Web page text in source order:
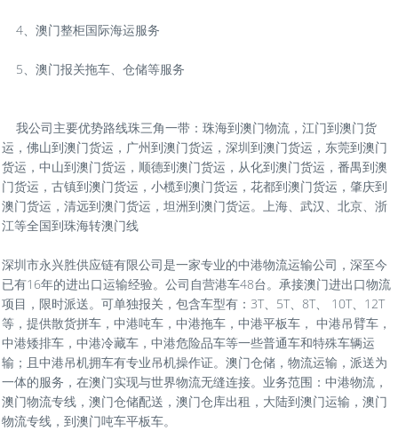
4、澳门整柜国际海运服务
5、澳门报关拖车、仓储等服务
我公司主要优势路线珠三角一带：珠海到澳门物流，江门到澳门货
运，佛山到澳门货运，广州到澳门货运，深圳到澳门货运，东莞到澳门
货运，中山到澳门货运，顺德到澳门货运，从化到澳门货运，番禺到澳
门货运，古镇到澳门货运，小榄到澳门货运，花都到澳门货运，肇庆到
澳门货运，清远到澳门货运，坦洲到澳门货运。上海、武汉、北京、浙
江等全国到珠海转澳门线
深圳市永兴胜供应链有限公司是一家专业的中港物流运输公司，深至今
已有16年的进出口运输经验。公司自营港车48台。承接澳门进出口物流
项目，限时派送。可单独报关，包含车型有：3T、5T、8T、 10T、12T
等，提供散货拼车，中港吨车，中港拖车，中港平板车， 中港吊臂车，
中港矮排车，中港冷藏车，中港危险品车等一些普通车和特殊车辆运
输；且中港吊机拥车有专业吊机操作证。澳门仓储，物流运输，派送为
一体的服务，在澳门实现与世界物流无缝连接。业务范围：中港物流，
澳门物流专线，澳门仓储配送，澳门仓库出租，大陆到澳门运输，澳门
物流专线，到澳门吨车平板车。